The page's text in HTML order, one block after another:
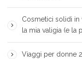
Cosmetici solidi
la mia valigia (e la
Viaggi per donne